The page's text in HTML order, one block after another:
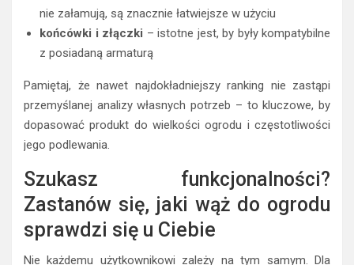
nie załamują, są znacznie łatwiejsze w użyciu
końcówki i złączki – istotne jest, by były kompatybilne
z posiadaną armaturą
Pamiętaj, że nawet najdokładniejszy ranking nie zastąpi
przemyślanej analizy własnych potrzeb – to kluczowe, by
dopasować produkt do wielkości ogrodu i częstotliwości
jego podlewania.
Szukasz funkcjonalności?
Zastanów się, jaki wąż do ogrodu
sprawdzi się u Ciebie
Nie każdemu użytkownikowi zależy na tym samym. Dla